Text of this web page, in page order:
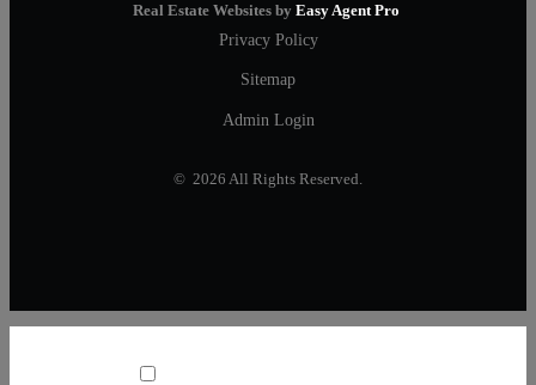
Real Estate Websites by Easy Agent Pro
Privacy Policy
Sitemap
Admin Login
© 2026 All Rights Reserved.